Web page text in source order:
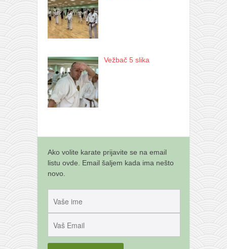
Vežbač 5 slika
Ako volite karate prijavite se na email
listu ovde. Email šaljem kada ima nešto
novo.